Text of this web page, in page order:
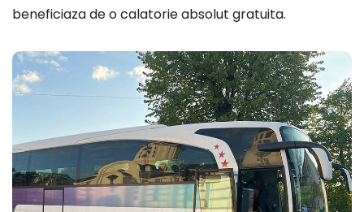
beneficiaza de o calatorie absolut gratuita.